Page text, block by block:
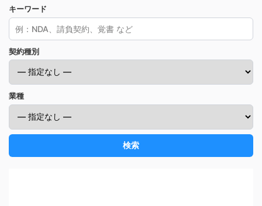
キーワード
契約種別
業種
検索